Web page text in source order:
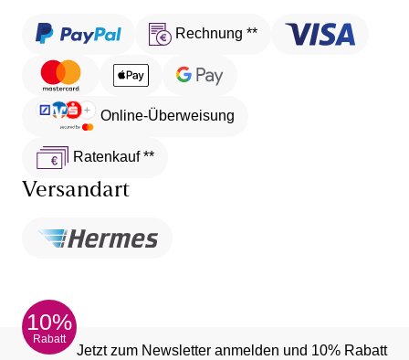
Rechnung **
Online-Überweisung
Ratenkauf **
Versandart
10%
Rabatt
Jetzt zum Newsletter anmelden und 10% Rabatt